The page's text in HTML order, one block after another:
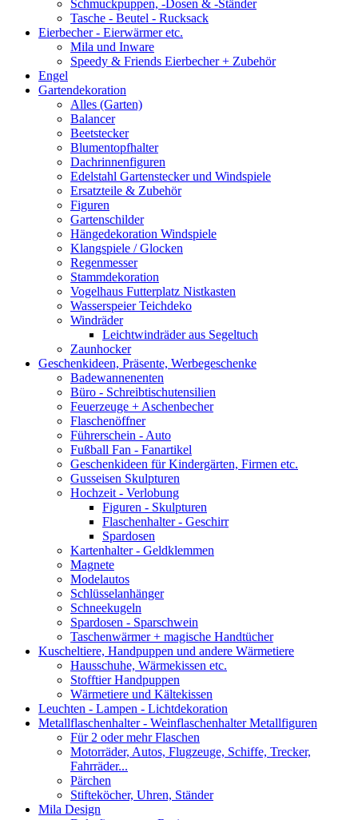
Schmuckpuppen, -Dosen & -Ständer
Tasche - Beutel - Rucksack
Eierbecher - Eierwärmer etc.
Mila und Inware
Speedy & Friends Eierbecher + Zubehör
Engel
Gartendekoration
Alles (Garten)
Balancer
Beetstecker
Blumentopfhalter
Dachrinnenfiguren
Edelstahl Gartenstecker und Windspiele
Ersatzteile & Zubehör
Figuren
Gartenschilder
Hängedekoration Windspiele
Klangspiele / Glocken
Regenmesser
Stammdekoration
Vogelhaus Futterplatz Nistkasten
Wasserspeier Teichdeko
Windräder
Leichtwindräder aus Segeltuch
Zaunhocker
Geschenkideen, Präsente, Werbegeschenke
Badewannenenten
Büro - Schreibtischutensilien
Feuerzeuge + Aschenbecher
Flaschenöffner
Führerschein - Auto
Fußball Fan - Fanartikel
Geschenkideen für Kindergärten, Firmen etc.
Gusseisen Skulpturen
Hochzeit - Verlobung
Figuren - Skulpturen
Flaschenhalter - Geschirr
Spardosen
Kartenhalter - Geldklemmen
Magnete
Modelautos
Schlüsselanhänger
Schneekugeln
Spardosen - Sparschwein
Taschenwärmer + magische Handtücher
Kuscheltiere, Handpuppen und andere Wärmetiere
Hausschuhe, Wärmekissen etc.
Stofftier Handpuppen
Wärmetiere und Kältekissen
Leuchten - Lampen - Lichtdekoration
Metallflaschenhalter - Weinflaschenhalter Metallfiguren
Für 2 oder mehr Flaschen
Motorräder, Autos, Flugzeuge, Schiffe, Trecker,
Fahrräder...
Pärchen
Stifteköcher, Uhren, Ständer
Mila Design